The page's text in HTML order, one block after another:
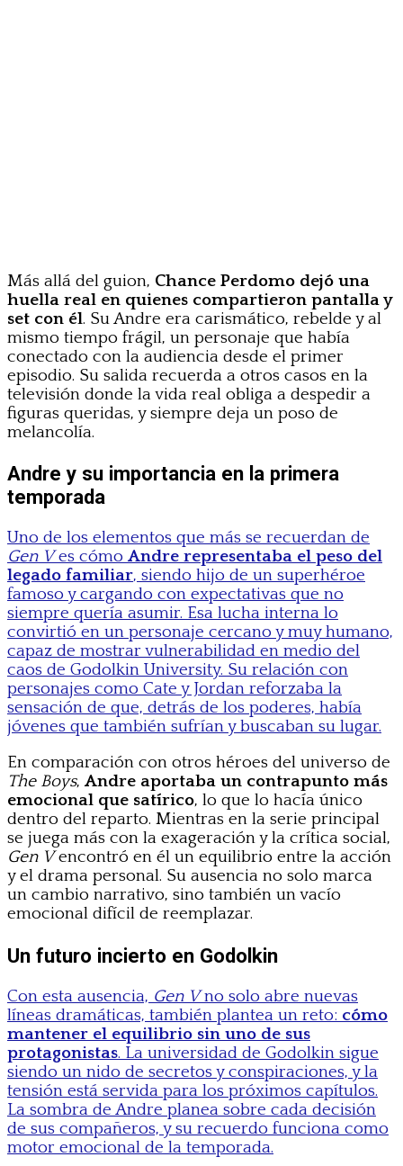
Más allá del guion, Chance Perdomo dejó una
huella real en quienes compartieron pantalla y
set con él. Su Andre era carismático, rebelde y al
mismo tiempo frágil, un personaje que había
conectado con la audiencia desde el primer
episodio. Su salida recuerda a otros casos en la
televisión donde la vida real obliga a despedir a
figuras queridas, y siempre deja un poso de
melancolía.
Andre y su importancia en la primera
temporada
Uno de los elementos que más se recuerdan de
Gen Ves cómo Andre representaba el peso del
legado familiar, siendo hijo de un superhéroe
famoso y cargando con expectativas que no
siempre quería asumir. Esa lucha interna lo
convirtió en un personaje cercano y muy humano,
capaz de mostrar vulnerabilidad en medio del
caos de Godolkin University. Su relación con
personajes como Cate y Jordan reforzaba la
sensación de que, detrás de los poderes, había
jóvenes que también sufrían y buscaban su lugar.
En comparación con otros héroes del universo de
The Boys, Andre aportaba un contrapunto más
emocional que satírico, lo que lo hacía único
dentro del reparto. Mientras en la serie principal
se juega más con la exageración y la crítica social,
Gen Vencontró en él un equilibrio entre la acción
y el drama personal. Su ausencia no solo marca
un cambio narrativo, sino también un vacío
emocional difícil de reemplazar.
Un futuro incierto en Godolkin
Con esta ausencia, Gen Vno solo abre nuevas
líneas dramáticas, también plantea un reto: cómo
mantener el equilibrio sin uno de sus
protagonistas. La universidad de Godolkin sigue
siendo un nido de secretos y conspiraciones, y la
tensión está servida para los próximos capítulos.
La sombra de Andre planea sobre cada decisión
de sus compañeros, y su recuerdo funciona como
motor emocional de la temporada.